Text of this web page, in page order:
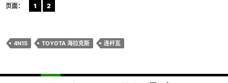
页面： 1 2
4N15 TOYOTA 海拉克斯 连杆瓦